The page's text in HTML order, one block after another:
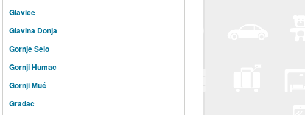
Glavice
Glavina Donja
Gornje Selo
Gornji Humac
Gornji Muć
Gradac